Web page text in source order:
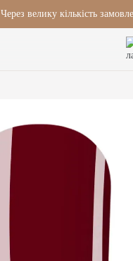
Через велику кількість